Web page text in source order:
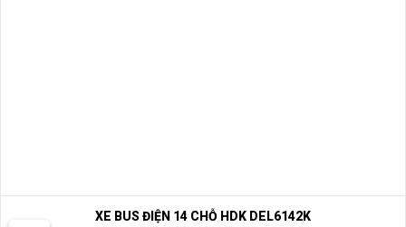
XE BUS ĐIỆN 14 CHỖ HDK DEL6142K